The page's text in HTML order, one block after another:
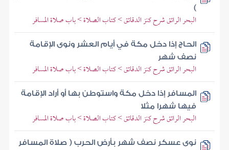
)
البحر الرائق شرح كنز الدقائق > كتاب الصلاة > باب صلاة المسافر
الحاج إذا دخل مكة في أيام العشر ونوى الإقامة
نصف شهر
البحر الرائق شرح كنز الدقائق > كتاب الصلاة > باب صلاة المسافر
المسافر إذا دخل مكة واستوطن بها أو أراد الإقامة
فيها شهرا مثلا
البحر الرائق شرح كنز الدقائق > كتاب الصلاة > باب صلاة المسافر
نوى عسكر نصف شهر بأرض الحرب ( صلاة المسافر